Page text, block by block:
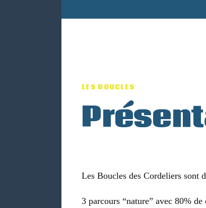
LES BOUCLES
Les Boucles des Cordeliers sont
3 parcours “nature” avec 80%